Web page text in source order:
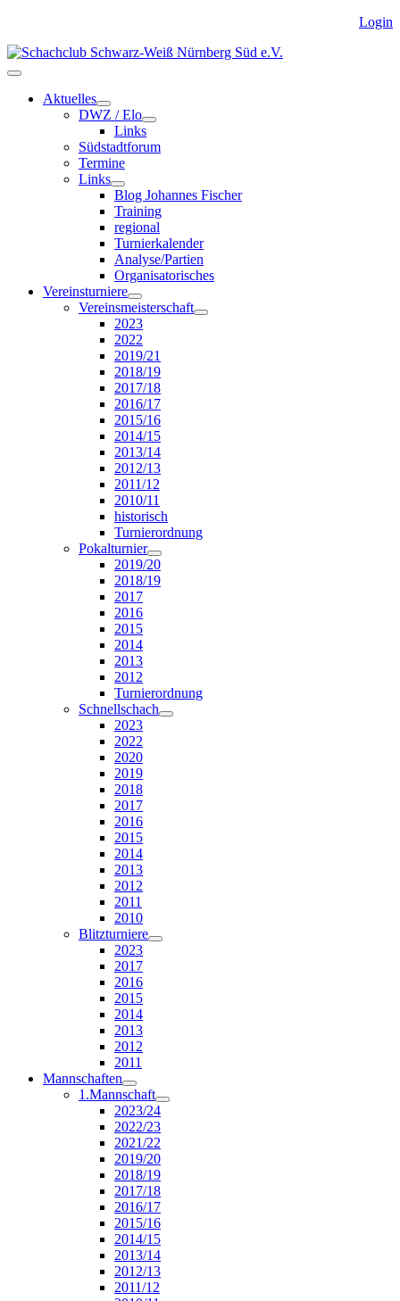
Login
Aktuelles
DWZ / Elo
Links
Südstadtforum
Termine
Links
Blog Johannes Fischer
Training
regional
Turnierkalender
Analyse/Partien
Organisatorisches
Vereinsturniere
Vereinsmeisterschaft
2023
2022
2019/21
2018/19
2017/18
2016/17
2015/16
2014/15
2013/14
2012/13
2011/12
2010/11
historisch
Turnierordnung
Pokalturnier
2019/20
2018/19
2017
2016
2015
2014
2013
2012
Turnierordnung
Schnellschach
2023
2022
2020
2019
2018
2017
2016
2015
2014
2013
2012
2011
2010
Blitzturniere
2023
2017
2016
2015
2014
2013
2012
2011
Mannschaften
1.Mannschaft
2023/24
2022/23
2021/22
2019/20
2018/19
2017/18
2016/17
2015/16
2014/15
2013/14
2012/13
2011/12